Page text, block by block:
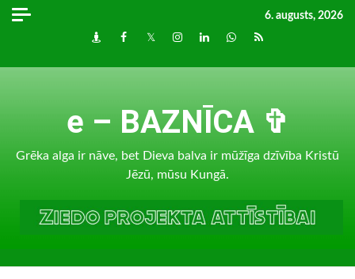
Skip
6. augusts, 2026
DraugiemFacebook
TwitterInstagram
LinkedInwhatsapp
RSS
e – BAZNĪCA ✞
Grēka alga ir nāve, bet Dieva balva ir mūžīga dzīvība Kristū
Jēzū, mūsu Kungā.